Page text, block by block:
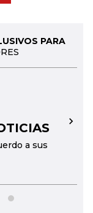
PARA
a sus
→